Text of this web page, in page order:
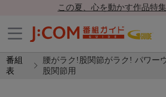
この夏、心を動かす作品特
番組
表
腰がラク!股関節がラク! パワー
股関節用